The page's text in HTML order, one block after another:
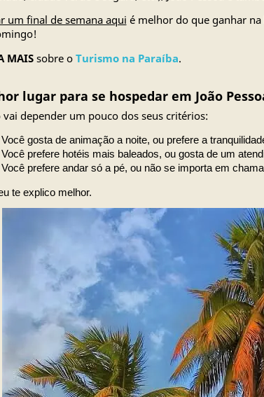
um final de semana aqui é melhor do que ganhar na
MAISsobre o Turismo na Paraíba.
lugar para se hospedar em João
vai depender um pouco dos seus critérios:
Você gosta de animação a noite, ou prefere a
Você prefere hotéis mais baleados, ou gosta de um
Você prefere andar só a pé, ou não se importa em
te explico melhor.